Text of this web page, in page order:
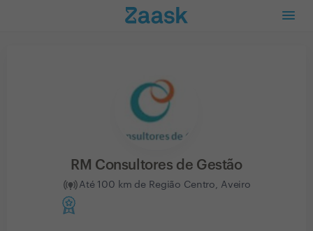
RM Consultores de Gestão
Até 100 km de Região Centro, Aveiro